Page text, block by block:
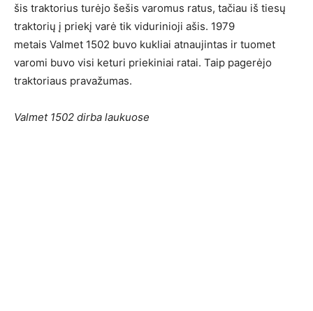
šis traktorius turėjo šešis varomus ratus, tačiau iš tiesų
traktorių į priekį varė tik vidurinioji ašis. 1979
metais Valmet 1502 buvo kukliai atnaujintas ir tuomet
varomi buvo visi keturi priekiniai ratai. Taip pagerėjo
traktoriaus pravažumas.
Valmet 1502 dirba laukuose